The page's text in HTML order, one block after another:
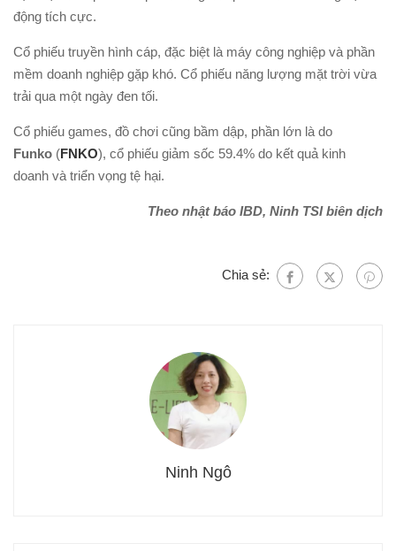
động tích cực.
Cổ phiếu truyền hình cáp, đặc biệt là máy công nghiệp và phần
mềm doanh nghiệp gặp khó. Cổ phiếu năng lượng mặt trời vừa
trải qua một ngày đen tối.
Cổ phiếu games, đồ chơi cũng bầm dập, phần lớn là do
Funko (FNKO), cổ phiếu giảm sốc 59.4% do kết quả kinh
doanh và triển vọng tệ hại.
Theo nhật báo IBD, Ninh TSI biên dịch
Chia sẻ:
Ninh Ngô